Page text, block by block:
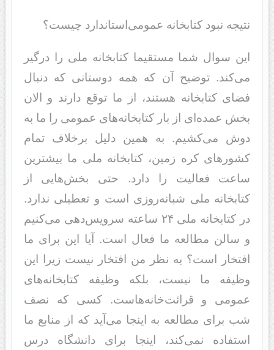
نتیجه نبود کتابخانه عمومی‌استاندارد چیست؟
این سوال شما مستقیما کتابخانه ملی را درگیر
می‌کند. توضیح آن که همه دوستانی که دنبال
فضای کتابخانه هستند، از ما توقع دارند و الان
بخش عمده‌ای از بار کتابخانه‌های عمومی ‌را ما به
دوش می‌کشیم. به همین دلیل برخلاف تمام
کشورهای کره زمین، کتابخانه ملی ما بیشترین
ساعت فعالیت را دارد. حتی بخش‌هایی از
کتابخانه ملی شبانه‌روزی است و تعطیلی ندارد.
در کتابخانه ملی ۲۴ ساعته سرویس‌دهی می‌کنیم
و سالن مطالعه ما فعال است. آیا این برای ما
افتخار است؟ به نظر من افتخار نیست زیرا این
وظیفه ما نیست، بلکه وظیفه کتابخانه‌های
عمومی ‌و قرائت‌خانه‌هاست. کسی که نصف
شب برای مطالعه به اینجا می‌آید که از منابع ما
استفاده نمی‌کند، اینجا برای دانشگاه درس